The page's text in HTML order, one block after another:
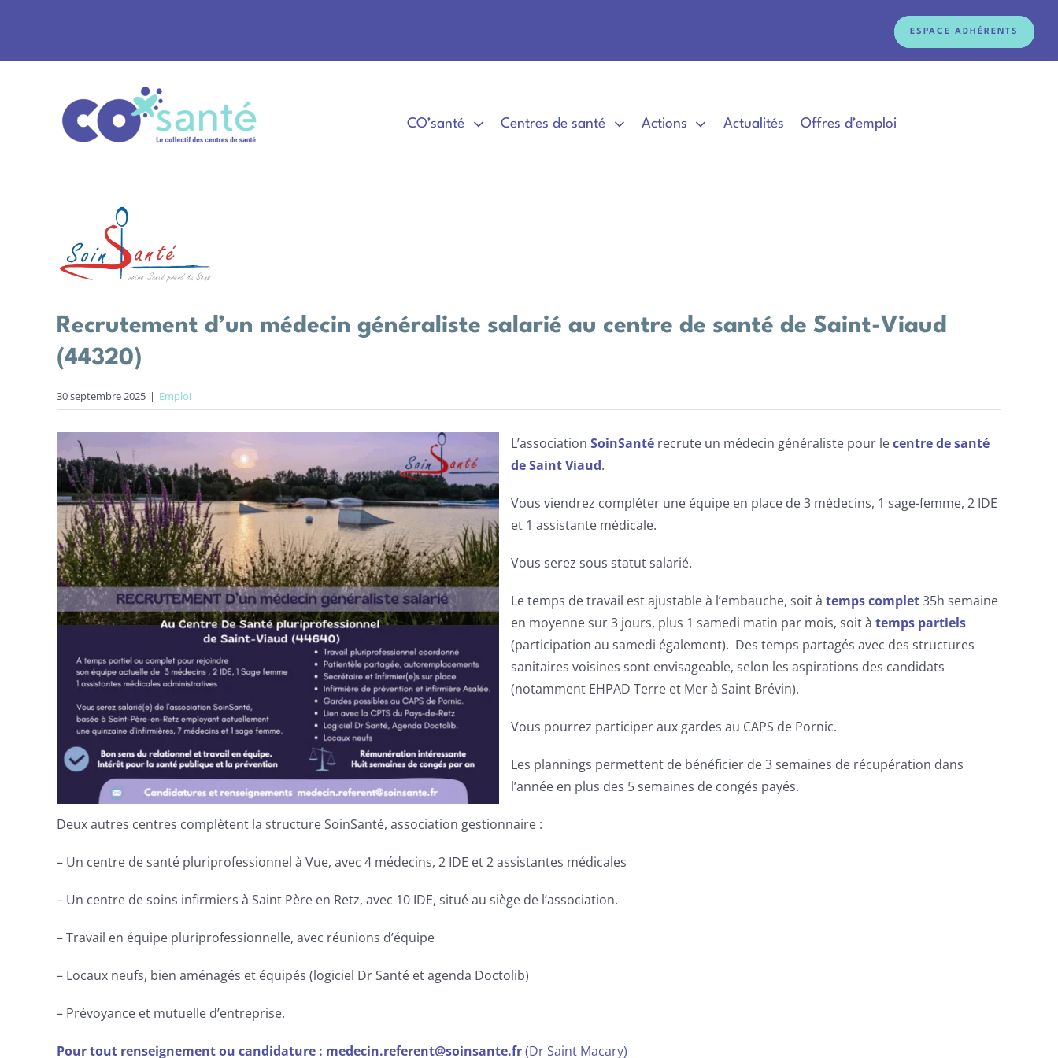
ESPACE ADHÉRENTS
CO’santé Centres de santé Actions Actualités Offres d’emploi
agrandie
Recrutement d’un médecin généraliste salarié au centre de santé de Saint-Viaud
(44320)
30 septembre 2025 | Emploi
L’association SoinSanté recrute un médecin généraliste pour lecentre de santé
de Saint Viaud.
Vous viendrez compléter une équipe en place de 3 médecins, 1 sage-femme, 2 IDE
et 1 assistante médicale.
Vous serez sous statut salarié.
Le temps de travail est ajustable à l’embauche, soit à temps complet35h semaine
en moyenne sur 3 jours, plus 1 samedi matin par mois, soit à temps partiels
(participation au samedi également). Des temps partagés avec des structures
sanitaires voisines sont envisageable, selon les aspirations des candidats
(notamment EHPAD Terre et Mer à Saint Brévin).
Vous pourrez participer aux gardes au CAPS de Pornic.
Les plannings permettent de bénéficier de 3 semaines de récupération dans
l’année en plus des 5 semaines de congés payés.
Deux autres centres complètent la structure SoinSanté, association gestionnaire :
– Un centre de santé pluriprofessionnel à Vue, avec 4 médecins, 2 IDE et 2 assistantes médicales
– Un centre de soins infirmiers à Saint Père en Retz, avec 10 IDE, situé au siège de l’association.
– Travail en équipe pluriprofessionnelle, avec réunions d’équipe
– Locaux neufs, bien aménagés et équipés (logiciel Dr Santé et agenda Doctolib)
– Prévoyance et mutuelle d’entreprise.
Pour tout renseignement ou candidature : medecin.referent@soinsante.fr(Dr Saint Macary)